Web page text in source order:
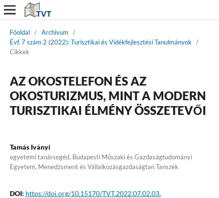
Főoldal / Archívum
/
Évf. 7 szám 2 (2022): Turisztikai és Vidékfejlesztési Tanulmányok /
Cikkek
AZ OKOSTELEFON ÉS AZ
OKOSTURIZMUS, MINT A MODERN
TURISZTIKAI ÉLMÉNY ÖSSZETEVŐI
Tamás Iványi
egyetemi tanársegéd, Budapesti Műszaki és Gazdaságtudományi
Egyetem, Menedzsment és Vállalkozásgazdaságtan Tanszék
DOI: https://doi.org/10.15170/TVT.2022.07.02.03.